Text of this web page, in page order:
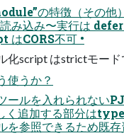
の特徴（その他
み込み〜実行は defer
はCORS不可 •
化script はstrictモード
使うか？
ールを入れられない
く追加する部分は
を参照できるため既